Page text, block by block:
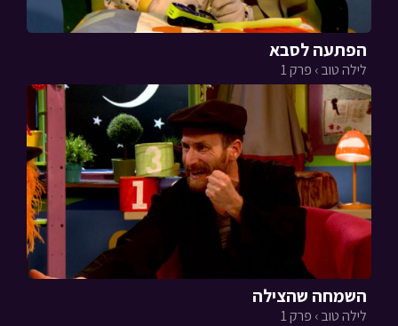
הפתעה לסבא
לילה טוב › פרק 1
השמחה שהצילה
לילה טוב › פרק 1